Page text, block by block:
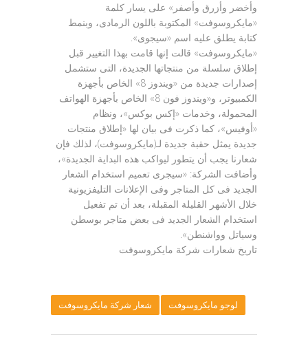
وأخضر وأزرق وأصفر» على يسار كلمة
«مايكروسوفت» المكتوبة باللون الرمادى، وبنمط
كتابة يطلق عليه اسم «سيجوى».
«مايكروسوفت» قالت إنها قامت بهذا التغيير قبل
إطلاق سلسلة من منتجاتها الجديدة، التى ستشمل
إصدارات جديدة من «ويندوز 8» الخاص بأجهزة
الكمبيوتر، و«ويندوز فون 8» الخاص بأجهزة الهواتف
المحمولة، وخدمات «إكس بوكس»، ونظام
«أوفيس»، كما ذكرت فى بيان لها «إطلاق منتجات
جديدة يمثل حقبة جديدة لـ(مايكروسوفت)، لذلك فإن
شعارنا يجب أن يتطور ليواكب هذه البداية الجديدة»،
وأضافت الشركة: «سيجرى تعميم استخدام الشعار
الجديد فى كل المتاجر وفى الإعلانات التليفزيونية
خلال الأشهر القليلة المقبلة، بعد أن تم تفعيل
استخدام الشعار الجديد فى بعض متاجر بوسطن
وسياتل وواشنطن».
تاريخ شعارات شركة مايكروسوفت
شعار شركة مايكروسوفت لوجو مايكروسوفت